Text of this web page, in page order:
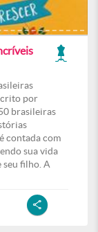
por
brasileiras
contada com
sua vida
seu filho. A